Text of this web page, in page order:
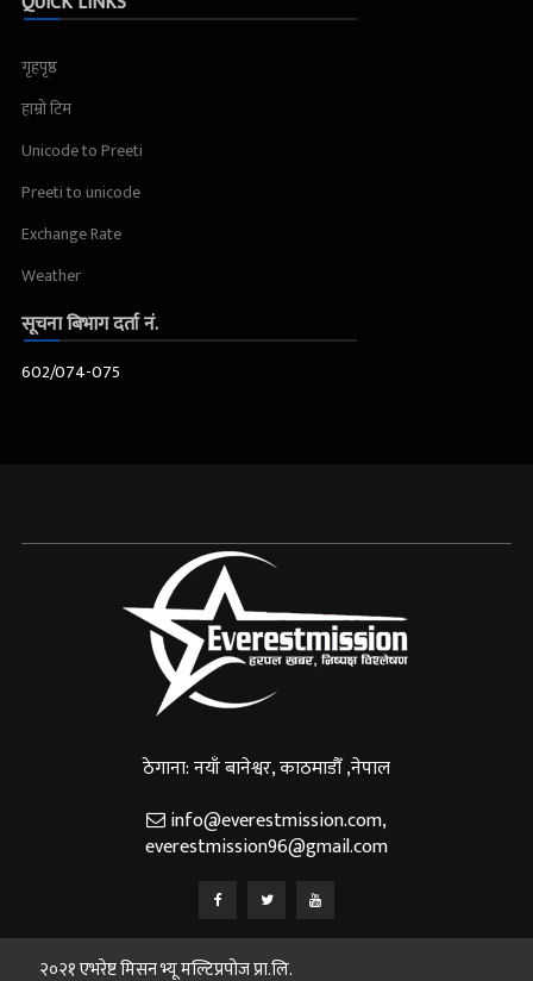
गृहपृष्ठ
हाम्रो टिम
Unicode to Preeti
Preeti to unicode
Exchange Rate
Weather
सूचना बिभाग दर्ता नं.
602/074-075
ठेगाना: नयाँ बानेश्वर, काठमाडौँ ,नेपाल
info@everestmission.com,
everestmission96@gmail.com
२०२१ एभरेष्ट मिसन भ्यू मल्टिप्रपोज प्रा.लि.